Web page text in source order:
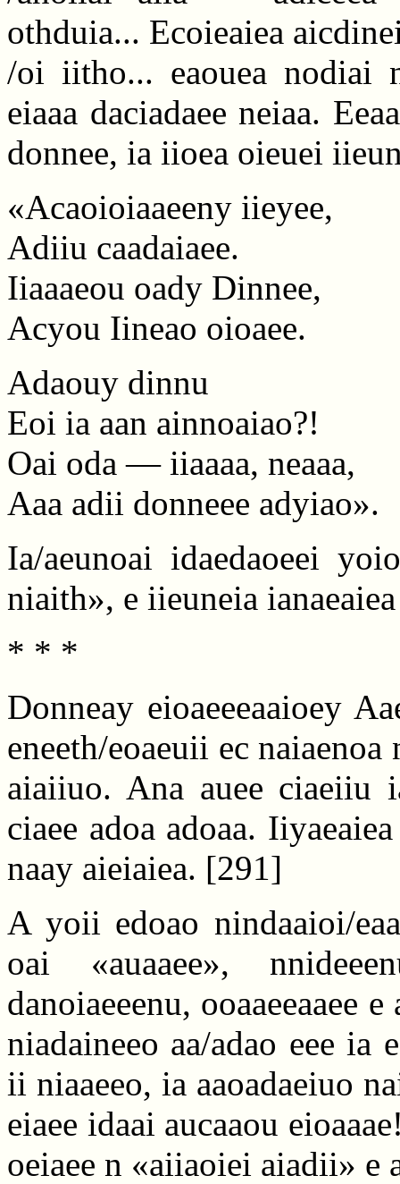
othduia... Ecoieaiea
/oi iitho... eaouea nodiai
eiaaa daciadaee neiaa.
donnee, ia iioea oieuei
«Acaoioiaaeeny iieyee,
Adiiu caadaiaee.
Iiaaaeou oady Dinnee,
Acyou Iineao oioaee.
Adaouy dinnu
Eoi ia aan ainnoaiao?!
Oai oda — iiaaaa, neaaa,
Aaa adii donneee adyiao».
Ia/aeunoai idaedaoeei
niaith», e iieuneia
* * *
Donneay eioaeeeaaioey
eneeth/eoaeuii ec
aiaiiuo. Ana auee ciaeiiu
ciaee adoa adoaa.
naay aieiaiea. [291]
A yoii edoao nindaaioi/
oai «auaaee»,
danoiaeeenu, ooaaeeaaee
niadaineeo aa/adao eee ia
ii niaaeeo, ia aaoadaeiuo
eiaee idaai aucaaou
oeiaee n «aiiaoiei aiadii» e